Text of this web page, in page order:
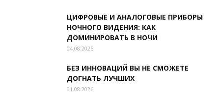
ЦИФРОВЫЕ И АНАЛОГОВЫЕ ПРИБОРЫ
НОЧНОГО ВИДЕНИЯ: КАК
ДОМИНИРОВАТЬ В НОЧИ
04.08.2026
БЕЗ ИННОВАЦИЙ ВЫ НЕ СМОЖЕТЕ
ДОГНАТЬ ЛУЧШИХ
01.08.2026